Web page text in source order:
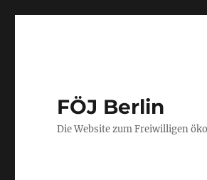
FÖJ Berlin
Die Website zum Freiwilligen